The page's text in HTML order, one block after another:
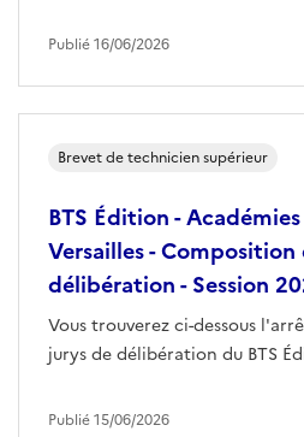
Publié 16/06/2026
BTS Édition -
Versailles -
délibération - Session
Vous trouverez ci-dessous
jurys de délibération du BTS
Brevet de technicien supérieur
Publié 15/06/2026